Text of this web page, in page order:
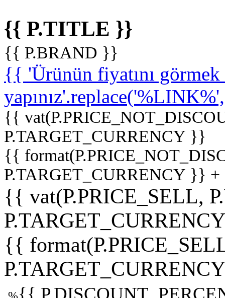
{{ P.TITLE }}
{{ P.BRAND }}
{{ 'Ürünün fiyatını
{{
P.TARGET_CURRENCY }}
{{
P.TARGET_CURRENCY }}
{{ vat(P.PRICE_SELL,
{{
{{